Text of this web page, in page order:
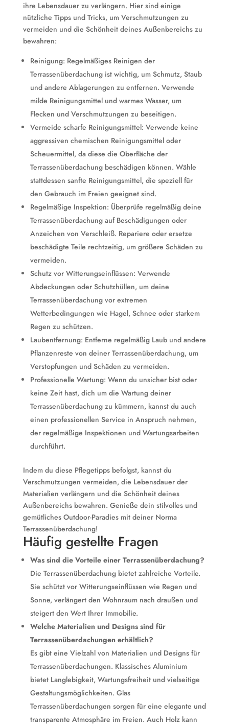
ihre Lebensdauer zu verlängern. Hier sind einige
nützliche Tipps und Tricks, um Verschmutzungen zu
vermeiden und die Schönheit deines Außenbereichs zu
bewahren:
Reinigung: Regelmäßiges Reinigen der
Terrassenüberdachung ist wichtig, um Schmutz, Staub
und andere Ablagerungen zu entfernen. Verwende
milde Reinigungsmittel und warmes Wasser, um
Flecken und Verschmutzungen zu beseitigen.
Vermeide scharfe Reinigungsmittel: Verwende keine
aggressiven chemischen Reinigungsmittel oder
Scheuermittel, da diese die Oberfläche der
Terrassenüberdachung beschädigen können. Wähle
stattdessen sanfte Reinigungsmittel, die speziell für
den Gebrauch im Freien geeignet sind.
Regelmäßige Inspektion: Überprüfe regelmäßig deine
Terrassenüberdachung auf Beschädigungen oder
Anzeichen von Verschleiß. Repariere oder ersetze
beschädigte Teile rechtzeitig, um größere Schäden zu
vermeiden.
Schutz vor Witterungseinflüssen: Verwende
Abdeckungen oder Schutzhüllen, um deine
Terrassenüberdachung vor extremen
Wetterbedingungen wie Hagel, Schnee oder starkem
Regen zu schützen.
Laubentfernung: Entferne regelmäßig Laub und andere
Pflanzenreste von deiner Terrassenüberdachung, um
Verstopfungen und Schäden zu vermeiden.
Professionelle Wartung: Wenn du unsicher bist oder
keine Zeit hast, dich um die Wartung deiner
Terrassenüberdachung zu kümmern, kannst du auch
einen professionellen Service in Anspruch nehmen,
der regelmäßige Inspektionen und Wartungsarbeiten
durchführt.
Indem du diese Pflegetipps befolgst, kannst du
Verschmutzungen vermeiden, die Lebensdauer der
Materialien verlängern und die Schönheit deines
Außenbereichs bewahren. Genieße dein stilvolles und
gemütliches Outdoor-Paradies mit deiner Norma
Terrassenüberdachung!
Häufig gestellte Fragen
Was sind die Vorteile einer Terrassenüberdachung?
Die Terrassenüberdachung bietet zahlreiche Vorteile.
Sie schützt vor Witterungseinflüssen wie Regen und
Sonne, verlängert den Wohnraum nach draußen und
steigert den Wert Ihrer Immobilie.
Welche Materialien und Designs sind für
Terrassenüberdachungen erhältlich?
Es gibt eine Vielzahl von Materialien und Designs für
Terrassenüberdachungen. Klassisches Aluminium
bietet Langlebigkeit, Wartungsfreiheit und vielseitige
Gestaltungsmöglichkeiten. Glas
Terrassenüberdachungen sorgen für eine elegante und
transparente Atmosphäre im Freien. Auch Holz kann